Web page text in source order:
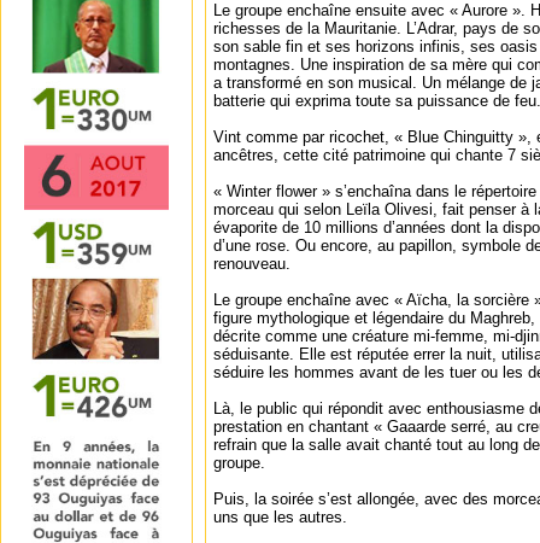
Le groupe enchaîne ensuite avec « Aurore ».
richesses de la Mauritanie. L’Adrar, pays de
son sable fin et ses horizons infinis, ses
montagnes. Une inspiration de sa mère qui
a transformé en son musical. Un mélange de
batterie qui exprima toute sa puissance de feu.
Vint comme par ricochet, « Blue Chinguitty »,
ancêtres, cette cité patrimoine qui chante 7
« Winter flower » s’enchaîna dans le
morceau qui selon Leïla Olivesi, fait penser à
évaporite de 10 millions d’années dont la
d’une rose. Ou encore, au papillon, symbole
renouveau.
Le groupe enchaîne avec « Aïcha, la sorcière
figure mythologique et légendaire du
décrite comme une créature mi-femme, mi-
séduisante. Elle est réputée errer la nuit,
séduire les hommes avant de les tuer ou les
Là, le public qui répondit avec enthousiasme
prestation en chantant « Gaaarde serré, au
refrain que la salle avait chanté tout au long
groupe.
Puis, la soirée s’est allongée, avec des
uns que les autres.